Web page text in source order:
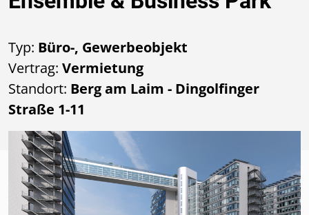
Typ: Büro-, Gewerbeobjekt
Vertrag: Vermietung
Standort: Berg am Laim - Dingolfinger
Straße 1-11